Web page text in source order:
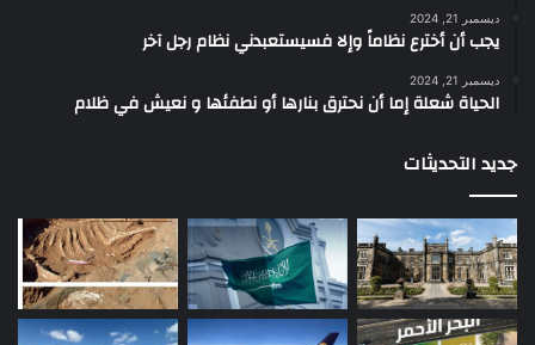
ديسمبر 21, 2024
يجب أن أخترع نظاماً وإلا فسيستعبدني نظام رجل آخر
ديسمبر 21, 2024
الحياة شعلة إما أن نحترق بنارها أو نطفئها و نعيش في ظلام
جديد التحديثات